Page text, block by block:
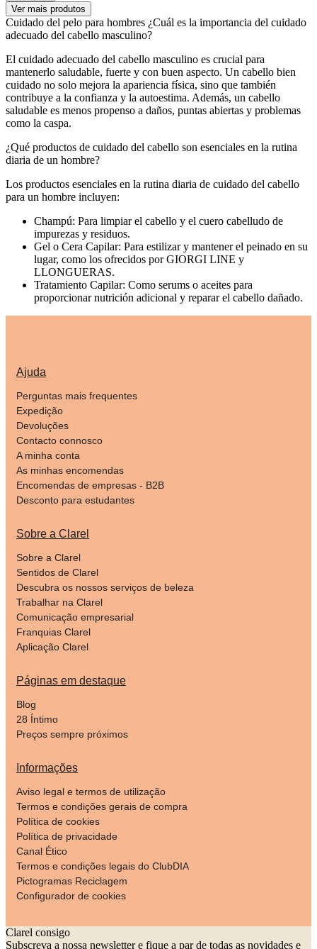
Ver mais produtos
Cuidado del pelo para hombres ¿Cuál es la importancia del cuidado
adecuado del cabello masculino?
El cuidado adecuado del cabello masculino es crucial para
mantenerlo saludable, fuerte y con buen aspecto. Un cabello bien
cuidado no solo mejora la apariencia física, sino que también
contribuye a la confianza y la autoestima. Además, un cabello
saludable es menos propenso a daños, puntas abiertas y problemas
como la caspa.
¿Qué productos de cuidado del cabello son esenciales en la rutina
diaria de un hombre?
Los productos esenciales en la rutina diaria de cuidado del cabello
para un hombre incluyen:
Champú: Para limpiar el cabello y el cuero cabelludo de
impurezas y residuos.
Gel o Cera Capilar: Para estilizar y mantener el peinado en su
lugar, como los ofrecidos por GIORGI LINE y
LLONGUERAS.
Tratamiento Capilar: Como serums o aceites para
proporcionar nutrición adicional y reparar el cabello dañado.
Ajuda
Perguntas mais frequentes
Expedição
Devoluções
Contacto connosco
A minha conta
As minhas encomendas
Encomendas de empresas - B2B
Desconto para estudantes
Sobre a Clarel
Sobre a Clarel
Sentidos de Clarel
Descubra os nossos serviços de beleza
Trabalhar na Clarel
Comunicação empresarial
Franquias Clarel
Aplicação Clarel
Páginas em destaque
Blog
28 Íntimo
Preços sempre próximos
Informações
Aviso legal e termos de utilização
Termos e condições gerais de compra
Política de cookies
Política de privacidade
Canal Ético
Termos e condições legais do ClubDIA
Pictogramas Reciclagem
Configurador de cookies
Clarel consigo
Subscreva a nossa newsletter e fique a par de todas as novidades e